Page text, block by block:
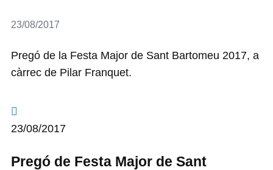
Detalls
23/08/2017
Pregó de la Festa Major de Sant Bartomeu 2017, a
càrrec de Pilar Franquet.
23/08/2017
Pregó de Festa Major de Sant